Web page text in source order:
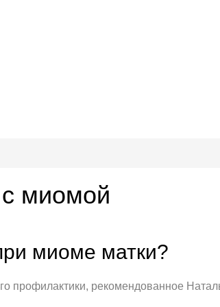
миомой
миоме матки?
рекомендованное